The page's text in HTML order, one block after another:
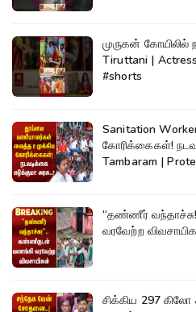
முருகன் கோயிலில்
Tiruttani |
#shorts
Sanitation
கோரிக்கைகள்!
Tambaram |
“தண்ணீர்
வரவேற்ற
சிக்கிய 297